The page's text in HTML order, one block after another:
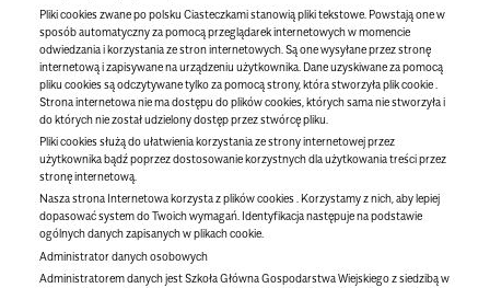
Pliki cookies zwane po polsku Ciasteczkami stanowią pliki tekstowe. Powstają one w
sposób automatyczny za pomocą przeglądarek internetowych w momencie
odwiedzania i korzystania ze stron internetowych. Są one wysyłane przez stronę
internetową i zapisywane na urządzeniu użytkownika. Dane uzyskiwane za pomocą
pliku cookies są odczytywane tylko za pomocą strony, która stworzyła plik cookie .
Strona internetowa nie ma dostępu do plików cookies, których sama nie stworzyła i
do których nie został udzielony dostęp przez stwórcę pliku.
Pliki cookies służą do ułatwienia korzystania ze strony internetowej przez
użytkownika bądź poprzez dostosowanie korzystnych dla użytkowania treści przez
stronę internetową.
Nasza strona Internetowa korzysta z plików cookies . Korzystamy z nich, aby lepiej
dopasować system do Twoich wymagań. Identyfikacja następuje na podstawie
ogólnych danych zapisanych w plikach cookie.
Administrator danych osobowych
Administratorem danych jest Szkoła Główna Gospodarstwa Wiejskiego z siedzibą w